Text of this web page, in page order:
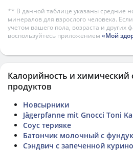
** В данной таблице указаны средние
минералов для взрослого человека.
учетом вашего пола, возраста и других
воспользуйтесь приложением «Мой
Калорийность и химический
продуктов
Новсырники
Jägerpfanne mit Gnocci Toni
Соус терияке
Батончик молочный с
Сэндвич с запеченной